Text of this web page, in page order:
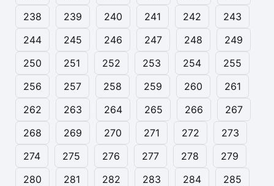
238
239 240 241 242
243
244
245 246 247 248
249
250
251 252 253 254
255
256
257 258 259 260
261
262
263 264 265 266
267
268
269 270 271 272
273
274
275 276 277 278
279
280
281 282 283 284
285